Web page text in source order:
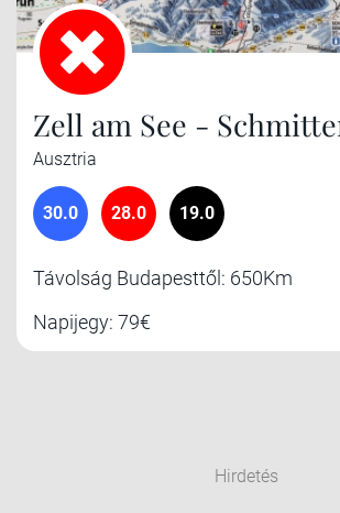
Zell am See -
Ausztria
30.0 28.0 19.0
Távolság Budapesttől: 650Km
Napijegy: 79€
Hirdetés